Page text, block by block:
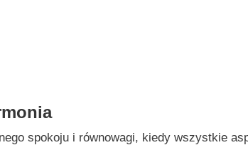
spokoju i równowagi, kiedy wszystkie